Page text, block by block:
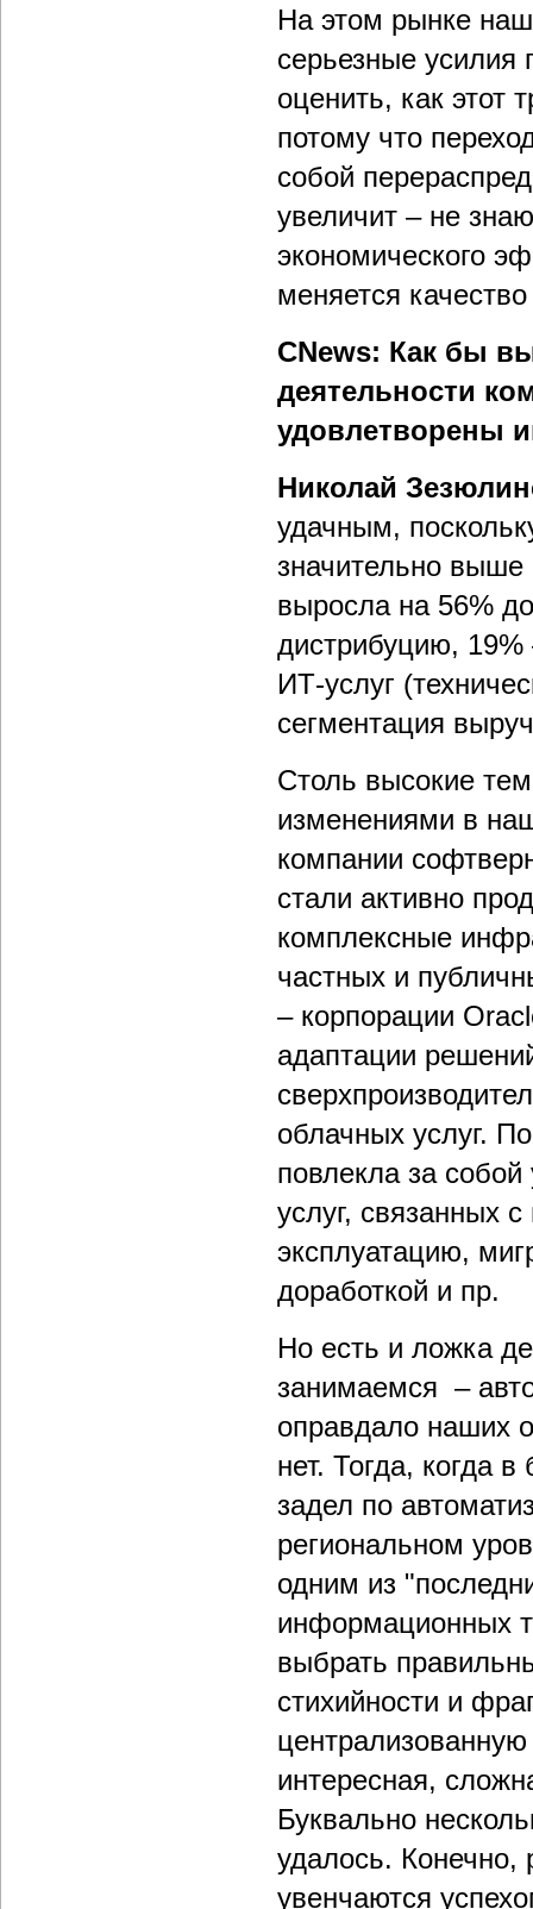
На этом рынке
серьезные усилия
оценить, как этот
потому что
собой
увеличит – не
экономического
меняется
CNews: Как бы
деятельности
удовлетворены
Николай
удачным,
значительно
выросла на 56%
дистрибуцию,
ИТ-услуг
сегментация
Столь высокие
изменениями в
компании
стали активно
комплексные
частных и
– корпорации
адаптации
облачных услуг.
повлекла за
услуг, связанных
эксплуатацию,
доработкой и пр.
Но есть и ложка
занимаемся –
оправдало наших
нет. Тогда, когда
задел по
региональном
одним из
информационных
выбрать
стихийности и
интересная,
Буквально
удалось. Конечно,
увенчаются